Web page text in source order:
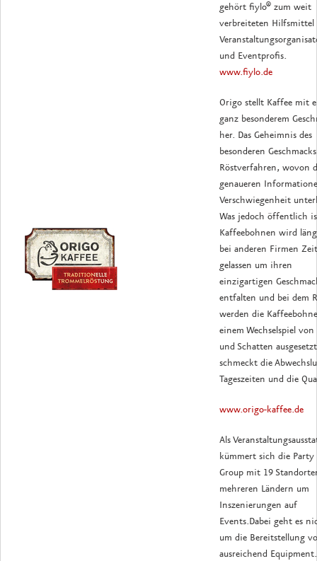
gehört fiylo® zum weit
verbreiteten Hilfsmittel
und Eventprofis.
www.fiylo.de
Origo stellt Kaffee mit
ganz besonderem
her. Das Geheimnis des
besonderen
Röstverfahren, wovon
genaueren
Verschwiegenheit
Was jedoch öffentlich
Kaffeebohnen wird
bei anderen Firmen Zeit
gelassen um ihren
einzigartigen
entfalten und bei dem
werden die
einem Wechselspiel
und Schatten
schmeckt die
Tageszeiten und die
www.origo-kaffee.de
Als
kümmert sich die Party
Group mit 19
mehreren Ländern um
Inszenierungen auf
Events.Dabei geht es
um die Bereitstellung
ausreichend